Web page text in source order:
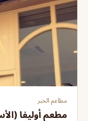
مطاعم الخبر
مطعم أوليفا